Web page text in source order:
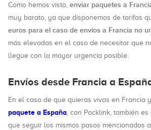
Como hemos visto, enviar paquetes a
muy barato, ya que disponemos de tarifas
euros para el caso de envíos a Francia no
más elevadas en el caso de necesitar que
llegue con la mayor urgencia posible.
Envíos desde Francia a
En el caso de que quieras vivas en Francia
paquete a España, con Packlink, también
que seguir los mismos pasos mencionados